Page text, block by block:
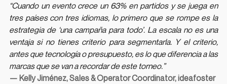
“Cuando un evento crece un 63% en partidos y se juega en
tres países con tres idiomas, lo primero que se rompe es la
estrategia de ‘una campaña para todo’. La escala no es una
ventaja si no tienes criterio para segmentarla. Y el criterio,
antes que tecnología o presupuesto, es lo que diferencia a las
marcas que se van a recordar de este torneo.”
— Kelly Jiménez, Sales & Operator Coordinator, ideafoster